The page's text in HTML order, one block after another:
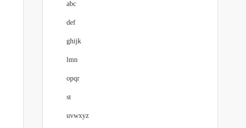
abc
def
ghijk
lmn
opqr
st
uvwxyz